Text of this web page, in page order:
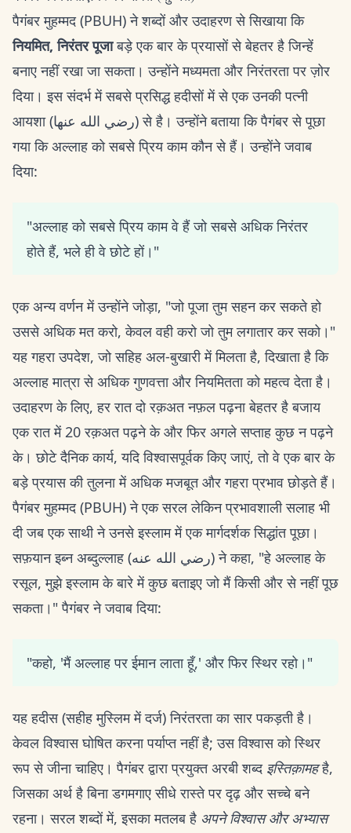
पैगंबर मुहम्मद (PBUH) ने शब्दों और उदाहरण से सिखाया कि
नियमित, निरंतर पूजाबड़े एक बार के प्रयासों से बेहतर है जिन्हें
बनाए नहीं रखा जा सकता। उन्होंने मध्यमता और निरंतरता पर ज़ोर
दिया। इस संदर्भ में सबसे प्रसिद्ध हदीसों में से एक उनकी पत्नी
आयशा (رضي الله عنها) से है। उन्होंने बताया कि पैगंबर से पूछा
गया कि अल्लाह को सबसे प्रिय काम कौन से हैं। उन्होंने जवाब
दिया:
"अल्लाह को सबसे प्रिय काम वे हैं जो सबसे अधिक निरंतर
होते हैं, भले ही वे छोटे हों।"
एक अन्य वर्णन में उन्होंने जोड़ा, "जो पूजा तुम सहन कर सकते हो
उससे अधिक मत करो, केवल वही करो जो तुम लगातार कर सको।"
यह गहरा उपदेश, जो सहिह अल-बुखारी में मिलता है, दिखाता है कि
अल्लाह मात्रा से अधिक गुणवत्ता और नियमितता को महत्व देता है।
उदाहरण के लिए, हर रात दो रक़अत नफ़ल पढ़ना बेहतर है बजाय
एक रात में 20 रक़अत पढ़ने के और फिर अगले सप्ताह कुछ न पढ़ने
के। छोटे दैनिक कार्य, यदि विश्वासपूर्वक किए जाएं, तो वे एक बार के
बड़े प्रयास की तुलना में अधिक मजबूत और गहरा प्रभाव छोड़ते हैं।
पैगंबर मुहम्मद (PBUH) ने एक सरल लेकिन प्रभावशाली सलाह भी
दी जब एक साथी ने उनसे इस्लाम में एक मार्गदर्शक सिद्धांत पूछा।
सफ़यान इब्न अब्दुल्लाह (رضي الله عنه) ने कहा, "हे अल्लाह के
रसूल, मुझे इस्लाम के बारे में कुछ बताइए जो मैं किसी और से नहीं पूछ
सकता।" पैगंबर ने जवाब दिया:
"कहो, 'मैं अल्लाह पर ईमान लाता हूँ,' और फिर स्थिर रहो।"
यह हदीस (सहीह मुस्लिम में दर्ज) निरंतरता का सार पकड़ती है।
केवल विश्वास घोषित करना पर्याप्त नहीं है; उस विश्वास को स्थिर
रूप से जीना चाहिए। पैगंबर द्वारा प्रयुक्त अरबी शब्द इस्तिक़ामहहै,
जिसका अर्थ है बिना डगमगाए सीधे रास्ते पर दृढ़ और सच्चे बने
रहना। सरल शब्दों में, इसका मतलब है अपने विश्वास और अभ्यास